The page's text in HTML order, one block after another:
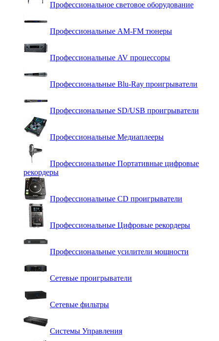
Профессиональное световое оборудование
Профессиональные AM-FM тюнеры
Профессиональные AV процессоры
Профессиональные Blu-Ray проигрыватели
Профессиональные SD/USB проигрыватели
Профессиональные Медиаплееры
Профессиональные Портативные цифровые
рекордеры
Профессиональные СD проигрыватели
Профессиональные Цифровые рекордеры
Профессиональные усилители мощности
Сетевые проигрыватели
Сетевые фильтры
Системы Управления